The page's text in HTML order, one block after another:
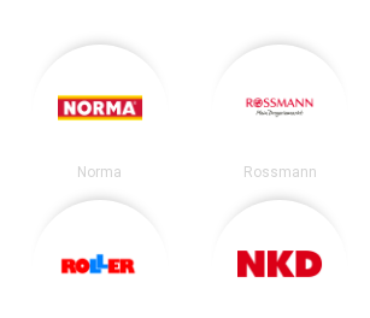
Norma Rossmann